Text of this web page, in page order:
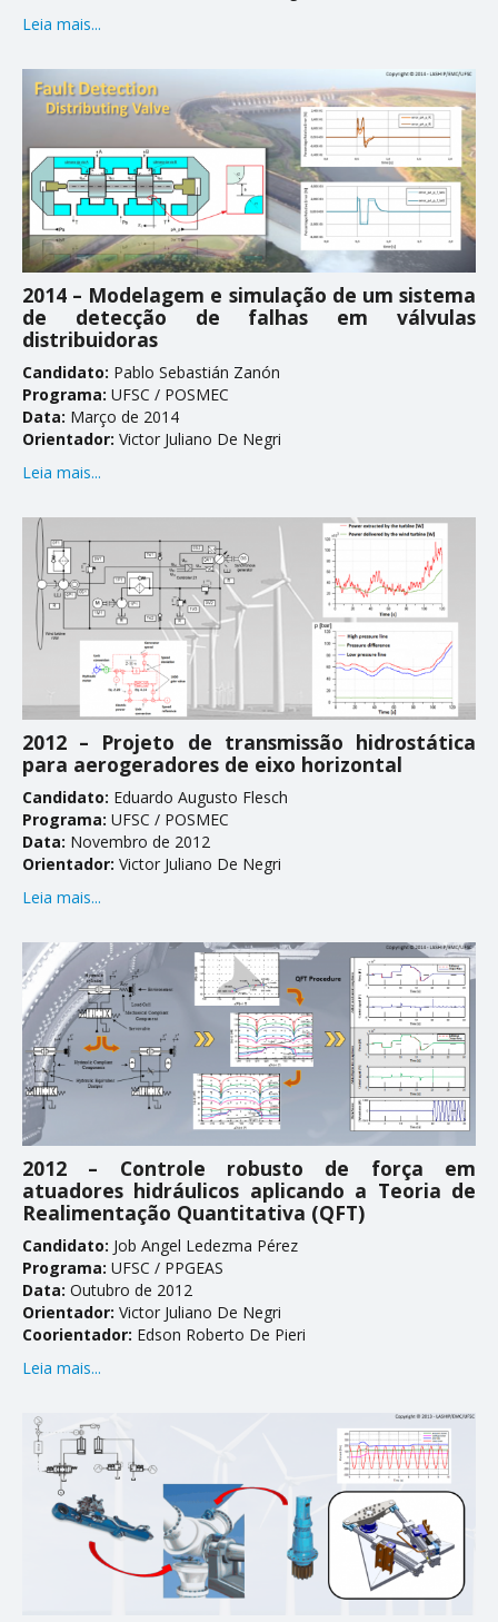
Leia mais...
2014 – Modelagem e simulação de um sistema
de detecção de falhas em válvulas
distribuidoras
Candidato: Pablo Sebastián Zanón
Programa: UFSC / POSMEC
Data: Março de 2014
Orientador: Victor Juliano De Negri
Leia mais...
2012 – Projeto de transmissão hidrostática
para aerogeradores de eixo horizontal
Candidato: Eduardo Augusto Flesch
Programa: UFSC / POSMEC
Data: Novembro de 2012
Orientador: Victor Juliano De Negri
Leia mais...
2012 – Controle robusto de força em
atuadores hidráulicos aplicando a Teoria de
Realimentação Quantitativa (QFT)
Candidato: Job Angel Ledezma Pérez
Programa: UFSC / PPGEAS
Data: Outubro de 2012
Orientador: Victor Juliano De Negri
Coorientador: Edson Roberto De Pieri
Leia mais...